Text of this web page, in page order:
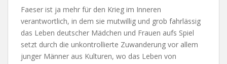
Faeser ist ja mehr für den Krieg im Inneren
verantwortlich, in dem sie mutwillig und grob fahrlässig
das Leben deutscher Mädchen und Frauen aufs Spiel
setzt durch die unkontrollierte Zuwanderung vor allem
junger Männer aus Kulturen, wo das Leben von